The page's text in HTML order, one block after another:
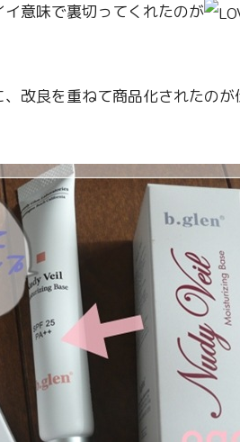
意味で裏切ってくれたのが
改良を重ねて商品化されたのが